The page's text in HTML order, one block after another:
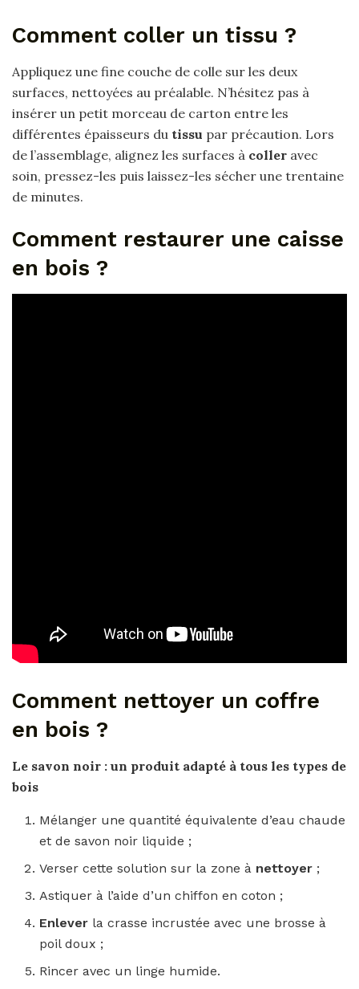
Comment coller un tissu ?
Appliquez une fine couche de colle sur les deux
surfaces, nettoyées au préalable. N’hésitez pas à
insérer un petit morceau de carton entre les
différentes épaisseurs du tissu par précaution. Lors
de l’assemblage, alignez les surfaces à coller avec
soin, pressez-les puis laissez-les sécher une trentaine
de minutes.
Comment restaurer une caisse
en bois ?
Comment nettoyer un coffre
en bois ?
Le savon noir : un produit adapté à tous les types de
bois
Mélanger une quantité équivalente d’eau chaude
et de savon noir liquide ;
Verser cette solution sur la zone à nettoyer ;
Astiquer à l’aide d’un chiffon en coton ;
Enlever la crasse incrustée avec une brosse à
poil doux ;
Rincer avec un linge humide.